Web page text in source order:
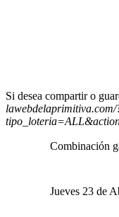
Si desea compartir o
lawebdelaprimitiva.com/
Combinación
Jueves 23 de